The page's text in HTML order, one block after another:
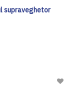
supraveghetor